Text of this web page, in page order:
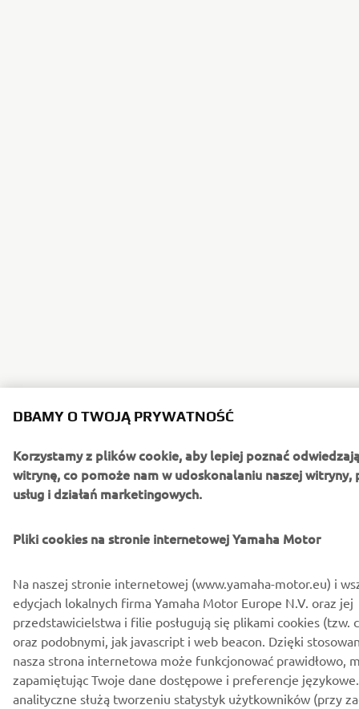
DBAMY O TWOJĄ PRYWATNOŚĆ
Korzystamy z plików cookie, aby lepiej poznać
witrynę, co pomoże nam w udoskonalaniu naszej
usług i działań marketingowych.
Pliki cookies na stronie internetowej Yamaha Motor
Na naszej stronie internetowej (www.yamaha-motor.eu) i
edycjach lokalnych firma Yamaha Motor Europe N.V. oraz jej
przedstawicielstwa i filie posługują się plikami cookies (tzw.
oraz podobnymi, jak javascript i web beacon. Dzięki
nasza strona internetowa może funkcjonować prawidłowo,
zapamiętując Twoje dane dostępowe i preferencje
analityczne służą tworzeniu statystyk użytkowników (przy